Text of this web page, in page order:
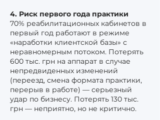
4. Риск первого года практики
70% реабилитационных кабинетов в
первый год работают в режиме
«наработки клиентской базы» с
неравномерным потоком. Потерять
600 тыс. грн на аппарат в случае
непредвиденных изменений
(переезд, смена формата практики,
перерыв в работе) — серьезный
удар по бизнесу. Потерять 130 тыс.
грн — неприятно, но не критично.